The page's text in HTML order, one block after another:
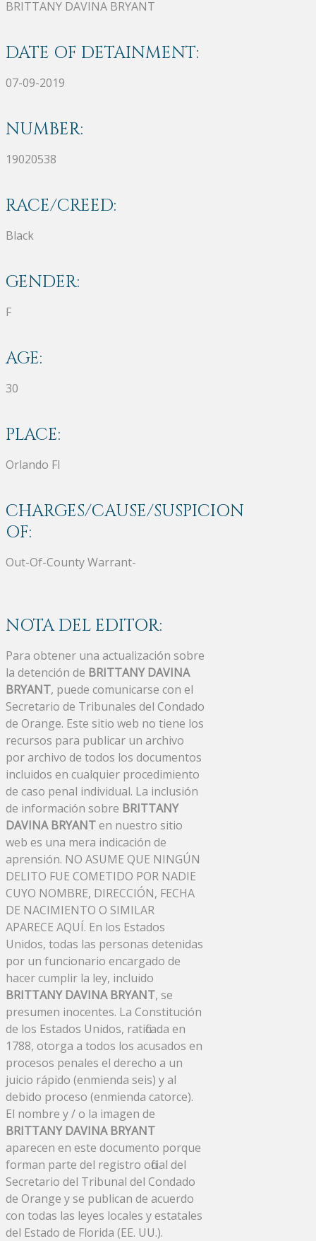
BRITTANY DAVINA BRYANT
DATE OF DETAINMENT:
07-09-2019
NUMBER:
19020538
RACE/CREED:
Black
GENDER:
F
AGE:
30
PLACE:
Orlando Fl
CHARGES/CAUSE/SUSPICION
OF:
Out-Of-County Warrant-
NOTA DEL EDITOR:
Para obtener una actualización sobre
la detención de BRITTANY DAVINA
BRYANT, puede comunicarse con el
Secretario de Tribunales del Condado
de Orange. Este sitio web no tiene los
recursos para publicar un archivo
por archivo de todos los documentos
incluidos en cualquier procedimiento
de caso penal individual. La inclusión
de información sobre BRITTANY
DAVINA BRYANTen nuestro sitio
web es una mera indicación de
aprensión. NO ASUME QUE NINGÚN
DELITO FUE COMETIDO POR NADIE
CUYO NOMBRE, DIRECCIÓN, FECHA
DE NACIMIENTO O SIMILAR
APARECE AQUÍ. En los Estados
Unidos, todas las personas detenidas
por un funcionario encargado de
hacer cumplir la ley, incluido
BRITTANY DAVINA BRYANT, se
presumen inocentes. La Constitución
de los Estados Unidos, ratificada en
1788, otorga a todos los acusados ​​en
procesos penales el derecho a un
juicio rápido (enmienda seis) y al
debido proceso (enmienda catorce).
El nombre y / o la imagen de
BRITTANY DAVINA BRYANT
aparecen en este documento porque
forman parte del registro oficial del
Secretario del Tribunal del Condado
de Orange y se publican de acuerdo
con todas las leyes locales y estatales
del Estado de Florida (EE. UU.).